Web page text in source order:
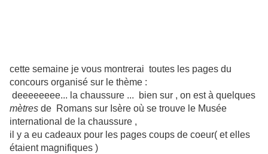
cette semaine je vous montrerai toutes les pages du
concours organisé sur le thème :
deeeeeeee... la chaussure ... bien sur , on est à quelques
mètres de Romans sur Isère où se trouve le Musée
international de la chaussure ,
il y a eu cadeaux pour les pages coups de coeur( et elles
étaient magnifiques )